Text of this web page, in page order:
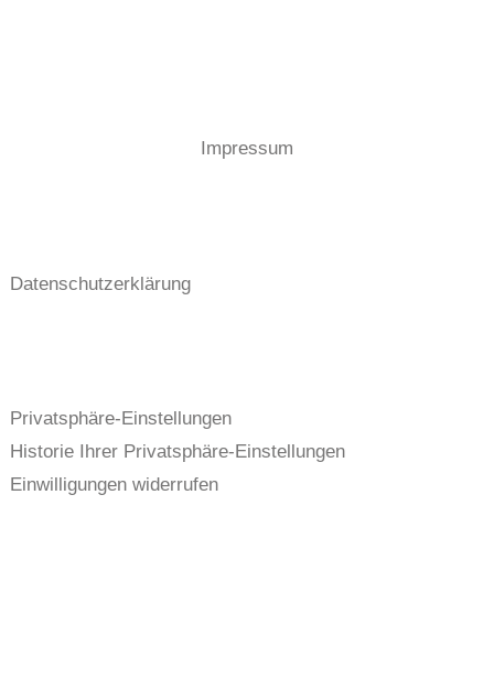
Impressum
Datenschutzerklärung
Privatsphäre-Einstellungen
Historie Ihrer Privatsphäre-Einstellungen
Einwilligungen widerrufen